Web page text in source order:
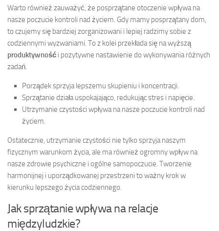
Warto również zauważyć, że posprzątane otoczenie wpływa na
nasze poczucie kontroli nad życiem. Gdy mamy posprzątany dom,
to czujemy się bardziej zorganizowani i lepiej radzimy sobie z
codziennymi wyzwaniami. To z kolei przekłada się na wyższą
produktywność i pozytywne nastawienie do wykonywania różnych
zadań.
Porządek sprzyja lepszemu skupieniu i koncentracji.
Sprzątanie działa uspokajająco, redukując stres i napięcie.
Utrzymanie czystości wpływa na nasze poczucie kontroli nad
życiem.
Ostatecznie, utrzymanie czystości nie tylko sprzyja naszym
fizycznym warunkom życia, ale ma również ogromny wpływ na
nasze zdrowie psychiczne i ogólne samopoczucie. Tworzenie
harmonijnej i uporządkowanej przestrzeni to ważny krok w
kierunku lepszego życia codziennego.
Jak sprzątanie wpływa na relacje
międzyludzkie?